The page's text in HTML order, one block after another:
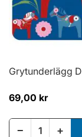
Grytunderlägg
69,00 kr
− +